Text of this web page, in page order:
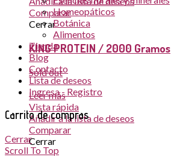
Comparar
Cerrar
KING PROTEIN / 2000 Gramos
Sold out
Leer más
Vista rápida
Añadir a la lista de deseos
Comparar
Cerrar
Homeopáticos
Botánica
Alimentos
Tienda
Blog
Contacto
Lista de deseos
Ingresa - Registro
Carrito de compras
Cerrar
Scroll To Top